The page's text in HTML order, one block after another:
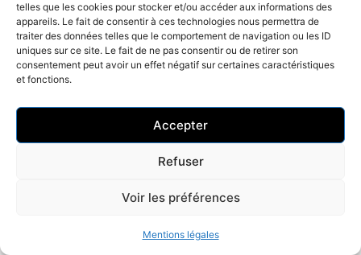
telles que les cookies pour stocker et/ou accéder aux informations des
appareils. Le fait de consentir à ces technologies nous permettra de
traiter des données telles que le comportement de navigation ou les ID
uniques sur ce site. Le fait de ne pas consentir ou de retirer son
consentement peut avoir un effet négatif sur certaines caractéristiques
et fonctions.
Accepter
Refuser
Voir les préférences
Mentions légales